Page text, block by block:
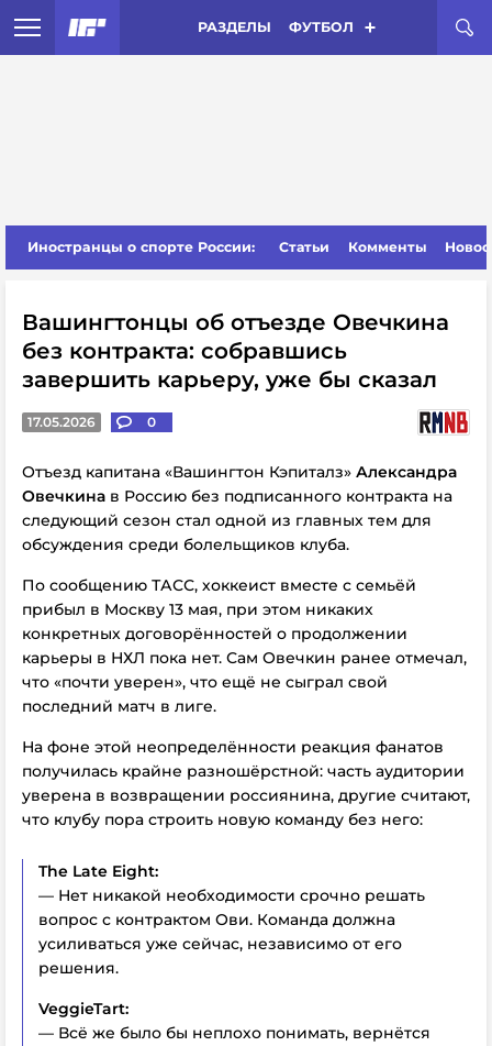
РАЗДЕЛЫ ФУТБОЛ
Иностранцы о спорте России: Статьи Комменты
Вашингтонцы об отъезде Овечкина
без контракта: собравшись
завершить карьеру, уже бы сказал
17.05.2026 0
Отъезд капитана «Вашингтон Кэпиталз» Александра
Овечкина в Россию без подписанного контракта на
следующий сезон стал одной из главных тем для
обсуждения среди болельщиков клуба.
По сообщению ТАСС, хоккеист вместе с семьёй
прибыл в Москву 13 мая, при этом никаких
конкретных договорённостей о продолжении
карьеры в НХЛ пока нет. Сам Овечкин ранее отмечал,
что «почти уверен», что ещё не сыграл свой
последний матч в лиге.
На фоне этой неопределённости реакция фанатов
получилась крайне разношёрстной: часть аудитории
уверена в возвращении россиянина, другие считают,
что клубу пора строить новую команду без него:
The Late Eight:
— Нет никакой необходимости срочно решать
вопрос с контрактом Ови. Команда должна
усиливаться уже сейчас, независимо от его
решения.
VeggieTart:
— Всё же было бы неплохо понимать, вернётся